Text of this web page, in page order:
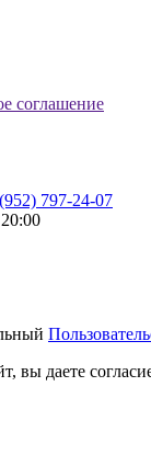
соглашение
797-24-07
вы даете